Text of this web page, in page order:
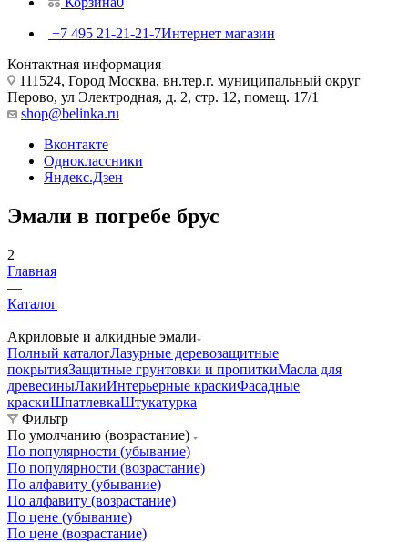
+7 495 21-21-21-7Интернет магазин
Контактная информация
111524, Город Москва, вн.тер.г. муниципальный округ
Перово, ул Электродная, д. 2, стр. 12, помещ. 17/1
shop@belinka.ru
Вконтакте
Одноклассники
Яндекс.Дзен
Эмали в погребе брус
2
Главная
—
Каталог
—
Акриловые и алкидные эмали
Полный каталогЛазурные деревозащитные
покрытияЗащитные грунтовки и пропиткиМасла для
древесиныЛакиИнтерьерные краскиФасадные
краскиШпатлевкаШтукатурка
Фильтр
По умолчанию (возрастание)
По популярности (убывание)
По популярности (возрастание)
По алфавиту (убывание)
По алфавиту (возрастание)
По цене (убывание)
По цене (возрастание)